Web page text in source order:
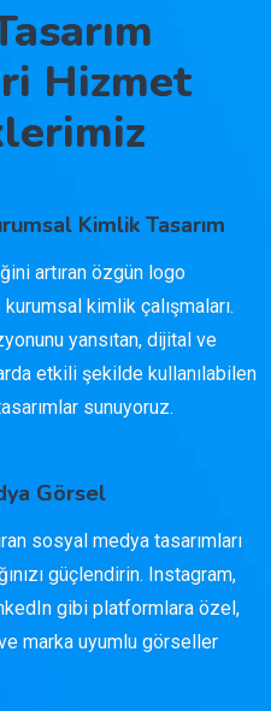
Hizmet
Kimlik Tasarım
artıran özgün logo
kurumsal kimlik çalışmaları.
yansıtan, dijital ve
etkili şekilde kullanılabilen
sunuyoruz.
Görsel
sosyal medya tasarımları
güçlendirin. Instagram,
gibi platformlara özel,
marka uyumlu görseller